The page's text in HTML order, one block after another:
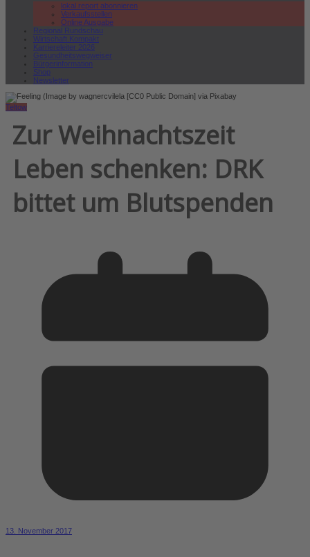
lokal.report abonnieren
Verkaufsstellen
Online Ausgabe
Regional Rundschau
Wirtschaft.Kompakt
Karriereleiter 2026
Gesundheitswegweiser
Bürgerinformation
Shop
Newsletter
Teltow
Zur Weihnachtszeit
Leben schenken: DRK
bittet um Blutspenden
13. November 2017